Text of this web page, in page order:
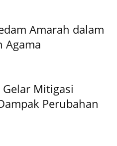
Amarah dalam
Agama
Gelar Mitigasi
Perubahan